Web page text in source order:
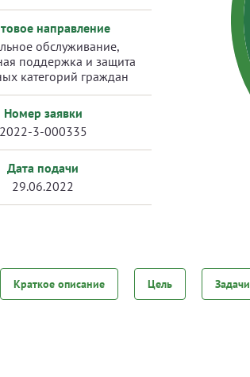
направление
обслуживание,
поддержка и защита
категорий граждан
Номер заявки
2022-3-000335
Дата подачи
29.06.2022
Краткое описание Цель Задачи